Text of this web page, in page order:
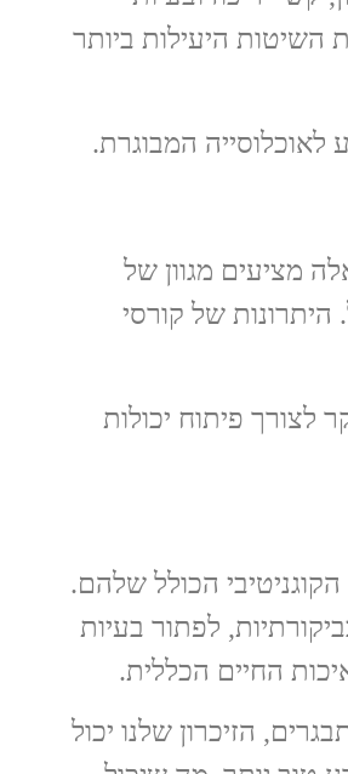
השיטות היעילות ביותר
המבוגרת.
מציעים מגוון של
היתרונות של קורסי
לצורך פיתוח יכולות
הכולל שלהם.
לפתור בעיות
החיים הכללית.
הזיכרון שלנו יכול